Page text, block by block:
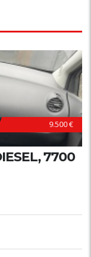
9.500 €
7700